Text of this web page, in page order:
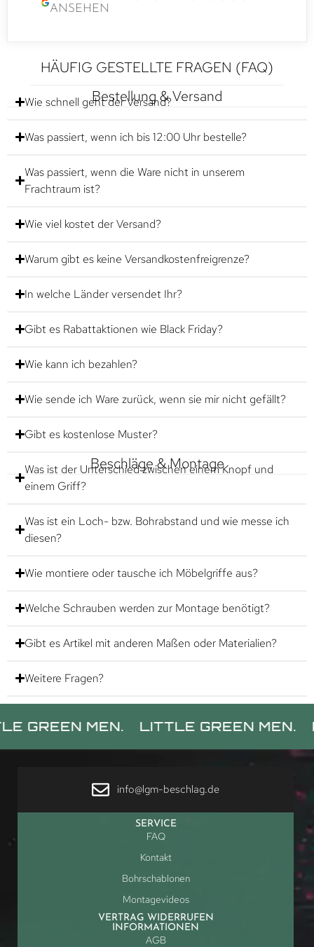
ANSEHEN
HÄUFIG GESTELLTE FRAGEN (FAQ)
Bestellung & Versand
Wie schnell geht der Versand?
Was passiert, wenn ich bis 12:00 Uhr bestelle?
Was passiert, wenn die Ware nicht in unserem
Frachtraum ist?
Wie viel kostet der Versand?
Warum gibt es keine Versandkostenfreigrenze?
In welche Länder versendet Ihr?
Gibt es Rabattaktionen wie Black Friday?
Wie kann ich bezahlen?
Wie sende ich Ware zurück, wenn sie mir nicht gefällt?
Gibt es kostenlose Muster?
Beschläge & Montage
Was ist der Unterschied zwischen einem Knopf und
einem Griff?
Was ist ein Loch- bzw. Bohrabstand und wie messe ich
diesen?
Wie montiere oder tausche ich Möbelgriffe aus?
Welche Schrauben werden zur Montage benötigt?
Gibt es Artikel mit anderen Maßen oder Materialien?
Weitere Fragen?
MEN. LITTLE GREEN MEN.
info@lgm-beschlag.de
SERVICE
FAQ
Kontakt
Bohrschablonen
Montagevideos
VERTRAG WIDERRUFEN
INFORMATIONEN
AGB